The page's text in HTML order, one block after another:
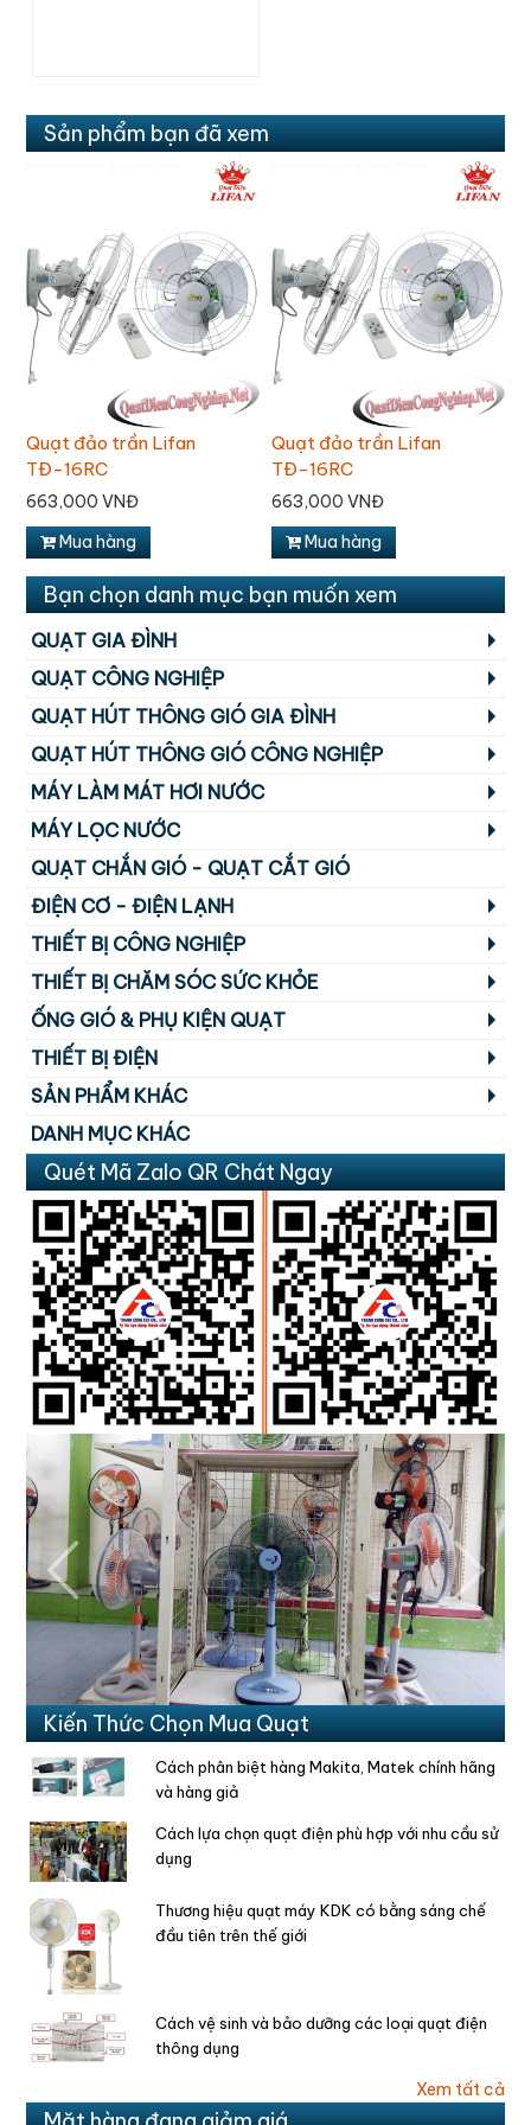
Sản phẩm bạn đã xem
Quạt đảo trần Lifan
TĐ-16RC
663,000 VNĐ
Mua hàng
Quạt đảo trần Lifan
TĐ-16RC
663,000 VNĐ
Mua hàng
Bạn chọn danh mục bạn muốn xem
QUẠT GIA ĐÌNH
QUẠT CÔNG NGHIỆP
QUẠT HÚT THÔNG GIÓ GIA ĐÌNH
QUẠT HÚT THÔNG GIÓ CÔNG NGHIỆP
MÁY LÀM MÁT HƠI NƯỚC
MÁY LỌC NƯỚC
QUẠT CHẮN GIÓ - QUẠT CẮT GIÓ
ĐIỆN CƠ - ĐIỆN LẠNH
THIẾT BỊ CÔNG NGHIỆP
THIẾT BỊ CHĂM SÓC SỨC KHỎE
ỐNG GIÓ & PHỤ KIỆN QUẠT
THIẾT BỊ ĐIỆN
SẢN PHẨM KHÁC
DANH MỤC KHÁC
Quét Mã Zalo QR Chát Ngay
Previous Next
Kiến Thức Chọn Mua Quạt
Cách phân biệt hàng Makita, Matek chính hãng
và hàng giả
Cách lựa chọn quạt điện phù hợp với nhu cầu sử
dụng
Thương hiệu quạt máy KDK có bằng sáng chế
đầu tiên trên thế giới
Cách vệ sinh và bảo dưỡng các loại quạt điện
thông dụng
Xem tất cả